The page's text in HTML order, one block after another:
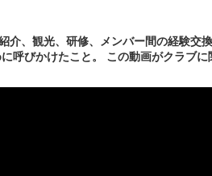
介、観光、研修、メンバー間の経験交
呼びかけたこと。 この動画がクラブ